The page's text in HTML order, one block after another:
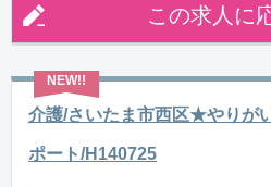
この求人に
介護/さいたま市西区★やりが
ポート/H140725